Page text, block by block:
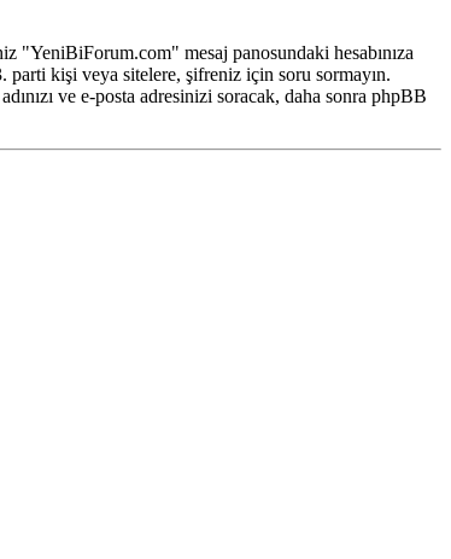
"YeniBiForum.com" mesaj panosundaki hesabınıza
kişi veya sitelere, şifreniz için soru sormayın.
ve e-posta adresinizi soracak, daha sonra phpBB